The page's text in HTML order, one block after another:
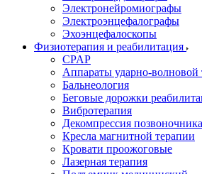
Электронейромиографы
Электроэнцефалографы
Эхоэнцефалоскопы
Физиотерапия и реабилитация
CPAP
Аппараты ударно-волновой
Бальнеология
Беговые дорожки
Вибротерапия
Декомпрессия позвоночника
Кресла магнитной терапии
Кровати проожоговые
Лазерная терапия